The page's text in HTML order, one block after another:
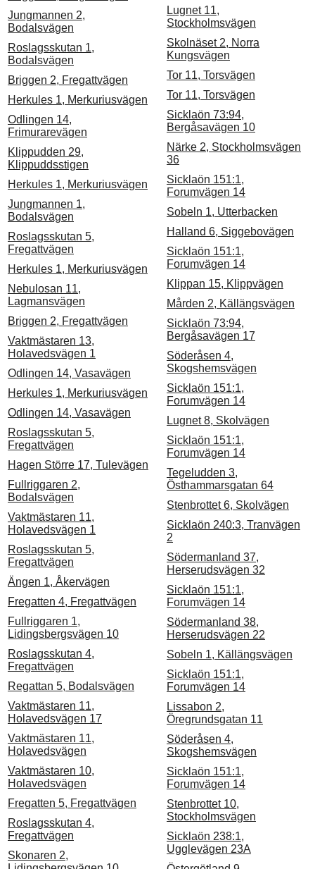
Jungmannen 2,
Bodalsvägen
Roslagsskutan 1,
Bodalsvägen
Briggen 2, Fregattvägen
Herkules 1, Merkuriusvägen
Odlingen 14,
Frimurarevägen
Klippudden 29,
Klippuddsstigen
Herkules 1, Merkuriusvägen
Jungmannen 1,
Bodalsvägen
Roslagsskutan 5,
Fregattvägen
Herkules 1, Merkuriusvägen
Nebulosan 11,
Lagmansvägen
Briggen 2, Fregattvägen
Vaktmästaren 13,
Holavedsvägen 1
Odlingen 14, Vasavägen
Herkules 1, Merkuriusvägen
Odlingen 14, Vasavägen
Roslagsskutan 5,
Fregattvägen
Hagen Större 17, Tulevägen
Fullriggaren 2,
Bodalsvägen
Vaktmästaren 11,
Holavedsvägen 1
Roslagsskutan 5,
Fregattvägen
Ängen 1, Åkervägen
Fregatten 4, Fregattvägen
Fullriggaren 1,
Lidingsbergsvägen 10
Roslagsskutan 4,
Fregattvägen
Regattan 5, Bodalsvägen
Vaktmästaren 11,
Holavedsvägen 17
Vaktmästaren 11,
Holavedsvägen
Vaktmästaren 10,
Holavedsvägen
Fregatten 5, Fregattvägen
Roslagsskutan 4,
Fregattvägen
Skonaren 2,
Lugnet 11,
Stockholmsvägen
Skolnäset 2, Norra
Kungsvägen
Tor 11, Torsvägen
Tor 11, Torsvägen
Sicklaön 73:94,
Bergåsavägen 10
Närke 2, Stockholmsvägen
36
Sicklaön 151:1,
Forumvägen 14
Sobeln 1, Utterbacken
Halland 6, Siggebovägen
Sicklaön 151:1,
Forumvägen 14
Klippan 15, Klippvägen
Mården 2, Källängsvägen
Sicklaön 73:94,
Bergåsavägen 17
Söderåsen 4,
Skogshemsvägen
Sicklaön 151:1,
Forumvägen 14
Lugnet 8, Skolvägen
Sicklaön 151:1,
Forumvägen 14
Tegeludden 3,
Östhammarsgatan 64
Stenbrottet 6, Skolvägen
Sicklaön 240:3, Tranvägen
2
Södermanland 37,
Herserudsvägen 32
Sicklaön 151:1,
Forumvägen 14
Södermanland 38,
Herserudsvägen 22
Sobeln 1, Källängsvägen
Sicklaön 151:1,
Forumvägen 14
Lissabon 2,
Öregrundsgatan 11
Söderåsen 4,
Skogshemsvägen
Sicklaön 151:1,
Forumvägen 14
Stenbrottet 10,
Stockholmsvägen
Sicklaön 238:1,
Ugglevägen 23A